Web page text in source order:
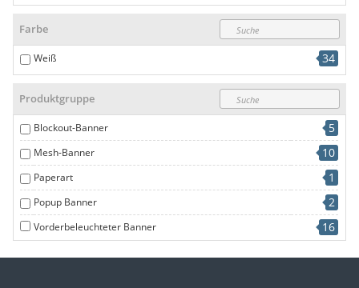
610 g/m2 5
Farbe
Weiß 34
Produktgruppe
Blockout-Banner 5
Mesh-Banner 10
Paperart 1
Popup Banner 2
Vorderbeleuchteter Banner 16